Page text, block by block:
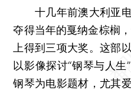
十几年前澳大利亚电
夺得当年的戛纳金棕榈
上得到三项大奖。这部
以影像探讨“钢琴与人
钢琴为电影题材，尤其